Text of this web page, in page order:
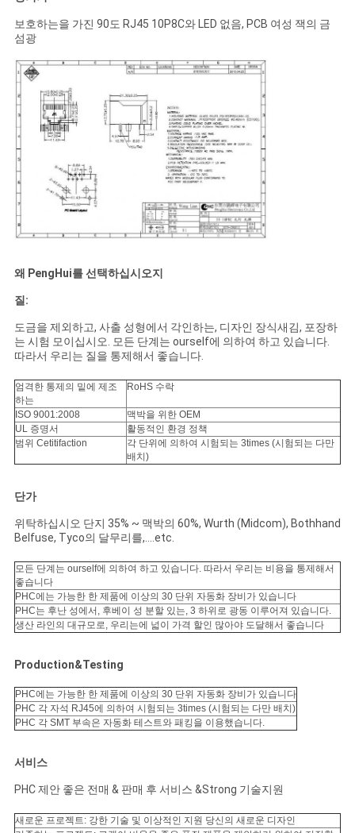
보호하는을 가진 90도 RJ45 10P8C와 LED 없음, PCB 여성 잭의 금
섬광
왜 PengHui를 선택하십시오지
질:
도금을 제외하고, 사출 성형에서 각인하는, 디자인 장식새김, 포장하
는 시험 모이십시오. 모든 단계는 ourself에 의하여 하고 있습니다.
따라서 우리는 질을 통제해서 좋습니다.
엄격한 통제의 밑에 제조
하는
RoHS 수락
ISO 9001:2008
맥박을 위한 OEM
UL 증명서
활동적인 환경 정책
범위 Cetitifaction
각 단위에 의하여 시험되는 3times (시험되는 다만
배치)
단가
위탁하십시오 단지 35% ~ 맥박의 60%, Wurth (Midcom), Bothhand
Belfuse, Tyco의 달무리를,….etc.
모든 단계는 ourself에 의하여 하고 있습니다. 따라서 우리는 비용을 통제해서
좋습니다
PHC에는 가능한 한 제품에 이상의 30 단위 자동화 장비가 있습니다
PHC는 후난 성에서, 후베이 성 분할 있는, 3 하위로 광동 이루어져 있습니다.
생산 라인의 대규모로, 우리는에 넓이 가격 할인 많아야 도달해서 좋습니다
Production&Testing
PHC에는 가능한 한 제품에 이상의 30 단위 자동화 장비가 있습니다
PHC 각 자석 RJ45에 의하여 시험되는 3times (시험되는 다만 배치)
PHC 각 SMT 부속은 자동화 테스트와 패킹을 이용했습니다.
서비스
PHC 제안 좋은 전매 & 판매 후 서비스 &Strong 기술지원
새로운 프로젝트: 강한 기술 및 이상적인 지원 당신의 새로운 디자인